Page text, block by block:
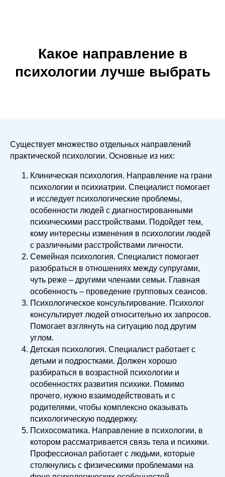
Какое направление в
психологии лучше выбрать
Существует множество отдельных направлений
практической психологии. Основные из них:
Клиническая психология. Направление на грани
психологии и психиатрии. Специалист помогает
и исследует психологические проблемы,
особенности людей с диагностированными
психическими расстройствами. Подойдет тем,
кому интересны изменения в психологии людей
с различными расстройствами личности.
Семейная психология. Специалист помогает
разобраться в отношениях между супругами,
чуть реже – другими членами семьи. Главная
особенность – проведение групповых сеансов.
Психологическое консультирование. Психолог
консультирует людей относительно их запросов.
Помогает взглянуть на ситуацию под другим
углом.
Детская психология. Специалист работает с
детьми и подростками. Должен хорошо
разбираться в возрастной психологии и
особенностях развития психики. Помимо
прочего, нужно взаимодействовать и с
родителями, чтобы комплексно оказывать
психологическую поддержку.
Психосоматика. Направление в психологии, в
котором рассматривается связь тела и психики.
Профессионал работает с людьми, которые
столкнулись с физическими проблемами на